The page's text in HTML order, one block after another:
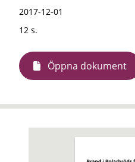
2017-12-01
12 s.
Öppna dokument